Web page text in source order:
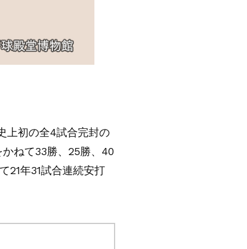
上初の全4試合完封の
ねて33勝、25勝、40
21年31試合連続安打